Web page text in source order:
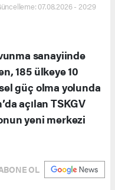
07.08.2026 - 20:29
sanayiinde
185 ülkeye 10
güç olma yolunda
açılan TSKGV
yeni merkezi
OL